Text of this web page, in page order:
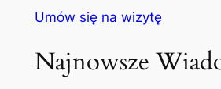
Umów się na wizytę
Najnowsze